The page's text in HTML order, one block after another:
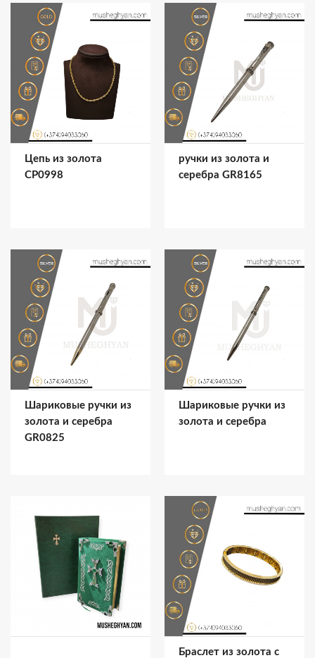
Цепь из золота
CP0998
ручки из золота и
серебра GR8165
Шариковые ручки из
золота и серебра
GR0825
Шариковые ручки из
золота и серебра
Браслет из золота с